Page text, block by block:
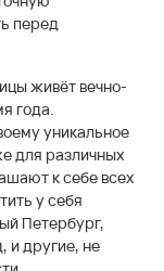
перед
живёт вечно-
года.
уникальное
для различных
к себе всех
у себя
Петербург,
и другие, не